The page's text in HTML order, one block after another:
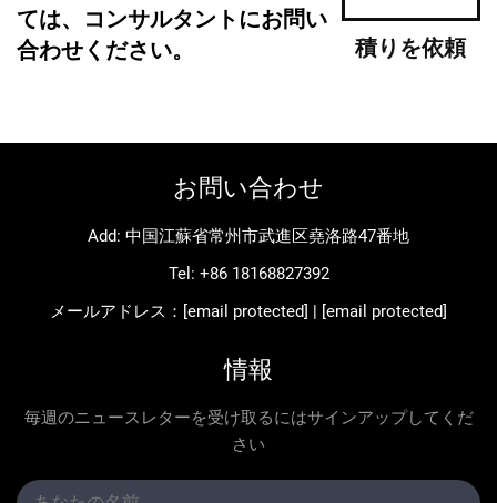
ては、コンサルタントにお問い
合わせください。
積りを依頼
お問い合わせ
Add: 中国江蘇省常州市武進区堯洛路47番地
Tel: +86 18168827392
メールアドレス： [email protected] | [email protected]
情報
毎週のニュースレターを受け取るにはサインアップしてくだ
さい